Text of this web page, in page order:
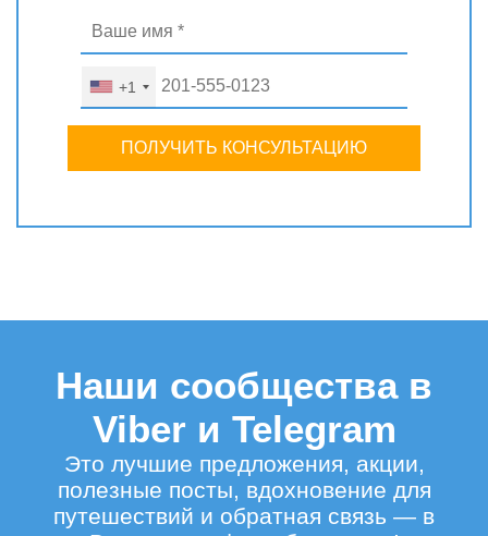
+1
ПОЛУЧИТЬ КОНСУЛЬТАЦИЮ
Наши сообщества в
Viber и Telegram
Это лучшие предложения, акции,
полезные посты, вдохновение для
путешествий и обратная связь — в